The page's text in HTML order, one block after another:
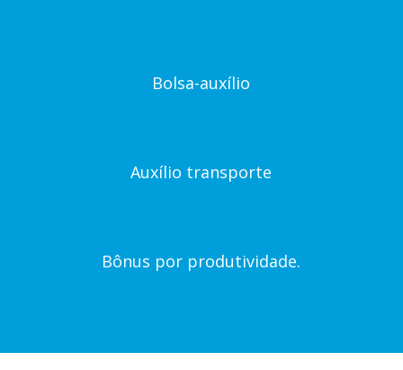
Bolsa-auxílio
Auxílio transporte
Bônus por produtividade.